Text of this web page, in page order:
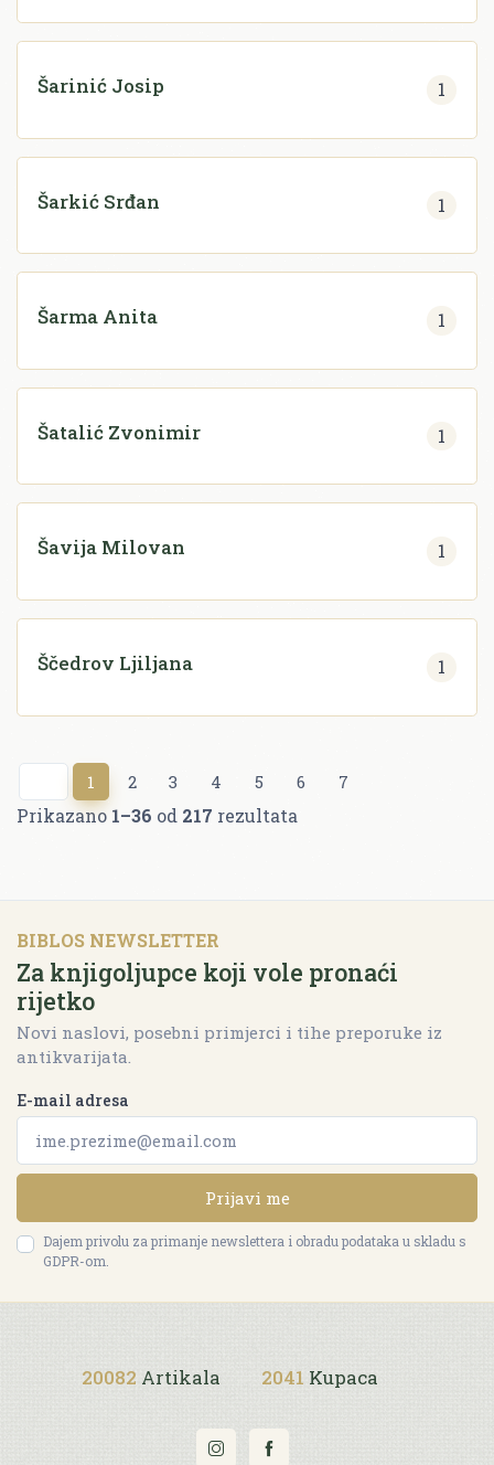
Šarinić Josip 1
Šarkić Srđan 1
Šarma Anita 1
Šatalić Zvonimir 1
Šavija Milovan 1
Ščedrov Ljiljana 1
1 2 3 4 5 6 7
Prikazano 1–36 od 217 rezultata
BIBLOS NEWSLETTER
Za knjigoljupce koji vole pronaći
rijetko
Novi naslovi, posebni primjerci i tihe preporuke iz
antikvarijata.
E-mail adresa
Prijavi me
Dajem privolu za primanje newslettera i obradu podataka u skladu s
GDPR-om.
20082 Artikala 2041 Kupaca